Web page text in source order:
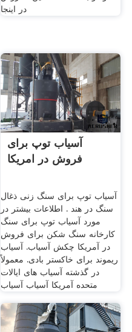
در اینجا
آسیاب توپ برای
فروش در امریکا
آسیاب توپ برای سنگ زنی ذغال
سنگ در هند . اطلاعات بیشتر در
مورد آسیاب توپ برای سنگ
کارخانه سنگ شکن برای فروش
در آمریکا چکش آسیاب. آسیاب
ریموند برای خاکستر بادی. معمولاً
در گذشته آسیاب های ایالات
متحده آمریکا آسیاب آسیاب